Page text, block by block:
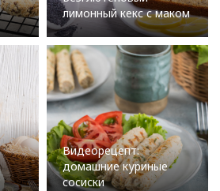
лимонный кекс с маком
Видеорецепт:
домашние куриные
сосиски